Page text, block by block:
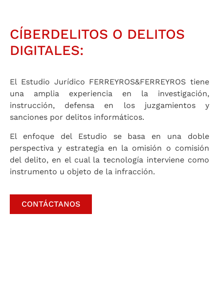
CÍBERDELITOS O DELITOS
DIGITALES:
El Estudio Jurídico FERREYROS&FERREYROS tiene
una amplia experiencia en la investigación,
instrucción, defensa en los juzgamientos y
sanciones por delitos informáticos.
El enfoque del Estudio se basa en una doble
perspectiva y estrategia en la omisión o comisión
del delito, en el cual la tecnología interviene como
instrumento u objeto de la infracción.
CONTÁCTANOS